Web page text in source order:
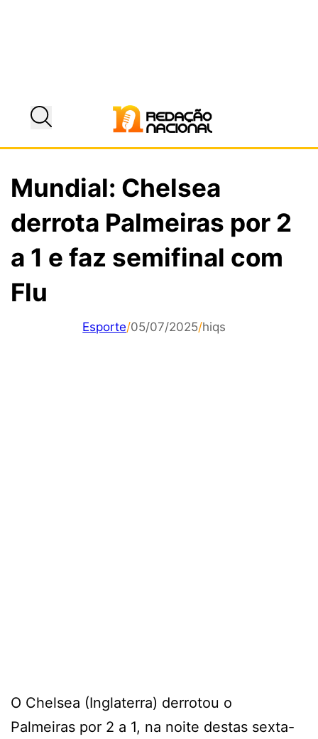
Mundial: Chelsea
derrota Palmeiras por 2
a 1 e faz semifinal com
Flu
Esporte/05/07/2025/hiqs
O Chelsea (Inglaterra) derrotou o
Palmeiras por 2 a 1, na noite destas sexta-